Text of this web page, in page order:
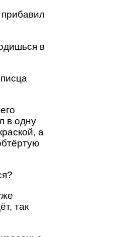
в
в одну
а
так